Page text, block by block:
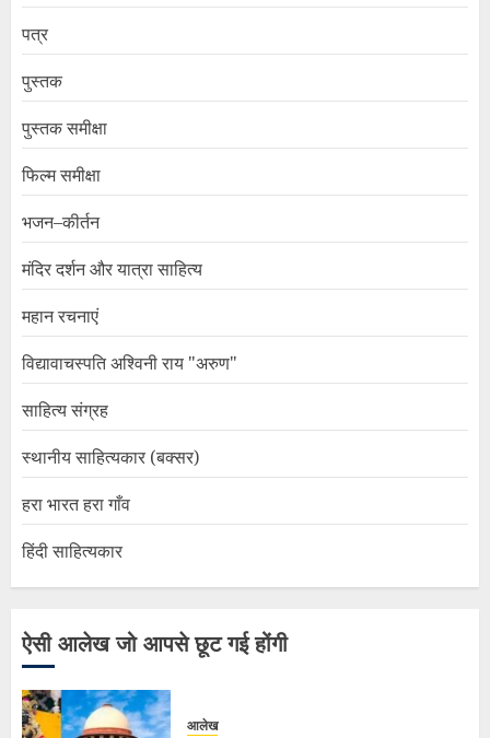
पत्र
पुस्तक
पुस्तक समीक्षा
फिल्म समीक्षा
भजन–कीर्तन
मंदिर दर्शन और यात्रा साहित्य
महान रचनाएं
विद्यावाचस्पति अश्विनी राय "अरुण"
साहित्य संग्रह
स्थानीय साहित्यकार (बक्सर)
हरा भारत हरा गाँव
हिंदी साहित्यकार
ऐसी आलेख जो आपसे छूट गई होंगी
आलेख